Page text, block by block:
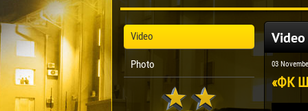
Video
Photo
Video
03
«ФК